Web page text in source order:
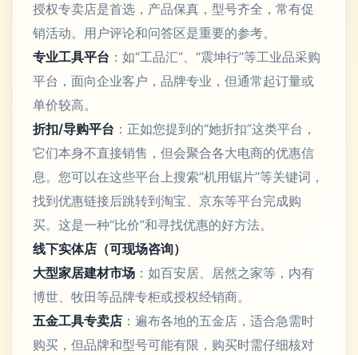
授权专卖店是首选，产品保真，型号齐全，常有促
销活动。用户评论和问答区是重要的参考。
专业工具平台 ：如“工品汇”、“震坤行”等工业品采购
平台，面向企业客户，品牌专业，但通常起订量或
单价较高。
折扣/导购平台 ：正如您提到的“她折扣”这类平台，
它们本身不直接销售，但会聚合各大电商的优惠信
息。您可以在这些平台上搜索“机用锯片”等关键词，
找到优惠链接后跳转到淘宝、京东等平台完成购
买。这是一种“比价”和寻找优惠的好方法。
线下实体店（可现场咨询）
大型家居建材市场 ：如百安居、居然之家等，内有
博世、牧田等品牌专柜或授权经销商。
五金工具专卖店 ：遍布各地的五金店，适合急需时
购买，但品牌和型号可能有限，购买时需仔细核对